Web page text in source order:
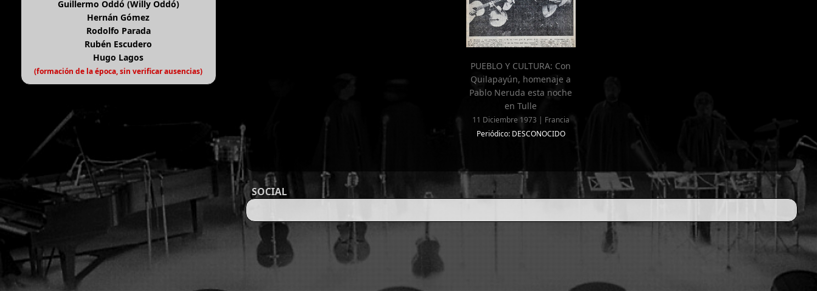
Guillermo Oddó (Willy Oddó)
Hernán Gómez
Rodolfo Parada
Rubén Escudero
Hugo Lagos
(formación de la época, sin verificar ausencias)
PUEBLO Y CULTURA: Con
Quilapayún, homenaje a
Pablo Neruda esta noche
en Tulle
11 Diciembre 1973 | Francia
Periódico: DESCONOCIDO
SOCIAL